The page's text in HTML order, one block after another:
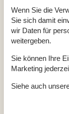
Drinnen
TV
Entfernung
Einkauf 730 m
Küste 280 m
Postamt 730 m
Restaurant
Wenn Sie die
Sie sich damit
wir Daten für
weitergeben.
Sie können Ihre
Marketing
Siehe auch